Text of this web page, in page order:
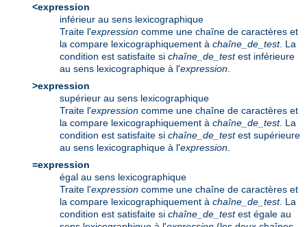
<expression
inférieur au sens lexicographique
Traite l'expression comme une chaîne de caractères et
la compare lexicographiquement à chaîne_de_test. La
condition est satisfaite si chaîne_de_testest inférieure
au sens lexicographique à l'expression
>expression
supérieur au sens lexicographique
Traite l'expression comme une chaîne de caractères et
la compare lexicographiquement à chaîne_de_test. La
condition est satisfaite si chaîne_de_testest supérieure
au sens lexicographique à l'expression
=expression
égal au sens lexicographique
Traite l'expression comme une chaîne de caractères et
la compare lexicographiquement à chaîne_de_test. La
condition est satisfaite si chaîne_de_testest égale au